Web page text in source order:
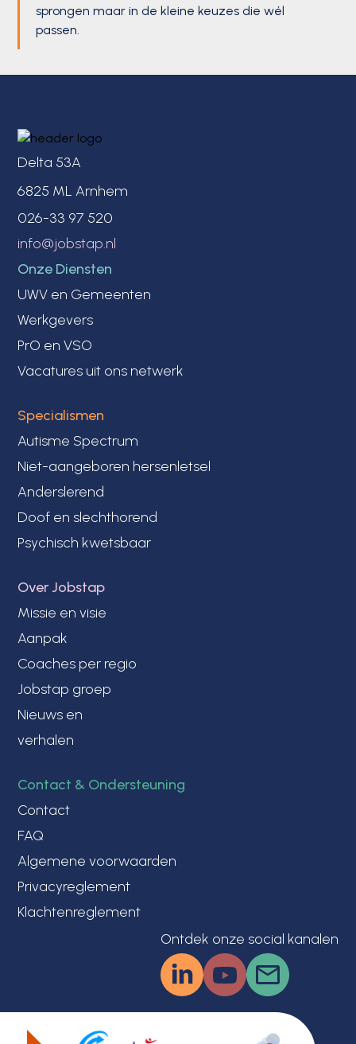
sprongen maar in de kleine keuzes die wél
passen.
Delta 53A
6825 ML Arnhem
026-33 97 520
info@jobstap.nl
Onze Diensten
UWV en Gemeenten
Werkgevers
PrO en VSO
Vacatures uit ons netwerk
Specialismen
Autisme Spectrum
Niet-aangeboren hersenletsel
Anderslerend
Doof en slechthorend
Psychisch kwetsbaar
Over Jobstap
Missie en visie
Aanpak
Coaches per regio
Jobstap groep
Nieuws en
verhalen
Contact & Ondersteuning
Contact
FAQ
Algemene voorwaarden
Privacyreglement
Klachtenreglement
Ontdek onze social kanalen